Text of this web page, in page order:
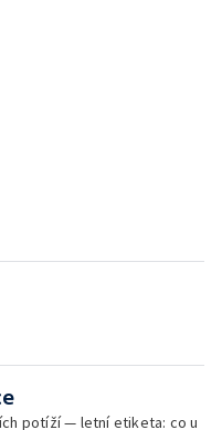
potíží — letní etiketa: co u